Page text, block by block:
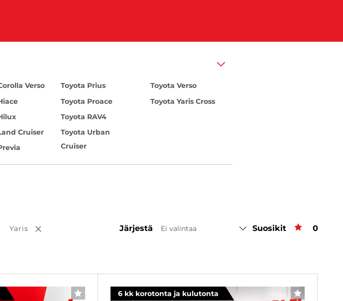
Verso
Cruiser
Toyota Prius
Toyota Proace
Toyota RAV4
Toyota Urban
Cruiser
Toyota Verso
Toyota Yaris Cross
valinta
Yaris Poista valinta Järjestä Ei valintaa Suosikit 0
SUOSIKKI 6 kk korotonta ja kulutonta SUOSIKKI